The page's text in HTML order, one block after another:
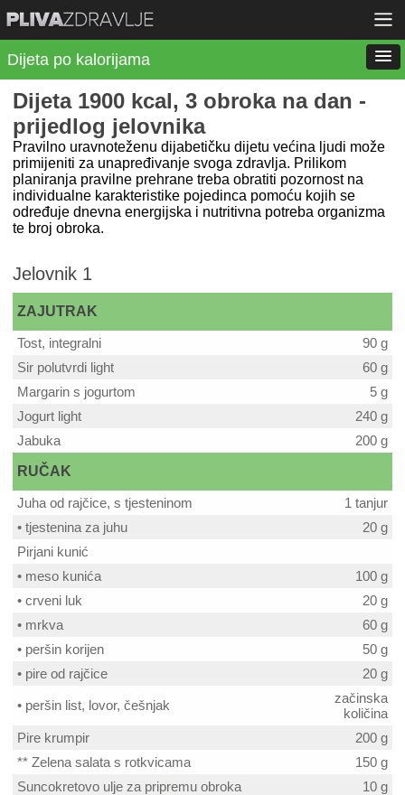
Dijeta po kalorijama
Dijeta 1900 kcal, 3 obroka na dan -
prijedlog jelovnika
Pravilno uravnoteženu dijabetičku dijetu većina ljudi može
primijeniti za unapređivanje svoga zdravlja. Prilikom
planiranja pravilne prehrane treba obratiti pozornost na
individualne karakteristike pojedinca pomoću kojih se
određuje dnevna energijska i nutritivna potreba organizma
te broj obroka.
Jelovnik 1
ZAJUTRAK
Tost, integralni
90 g
Sir polutvrdi light
60 g
Margarin s jogurtom
5 g
Jogurt light
240 g
Jabuka
200 g
RUČAK
Juha od rajčice, s tjesteninom
1 tanjur
• tjestenina za juhu
20 g
Pirjani kunić
• meso kunića
100 g
• crveni luk
20 g
• mrkva
60 g
• peršin korijen
50 g
• pire od rajčice
20 g
• peršin list, lovor, češnjak
začinska
količina
Pire krumpir
200 g
** Zelena salata s rotkvicama
150 g
Suncokretovo ulje za pripremu obroka
10 g